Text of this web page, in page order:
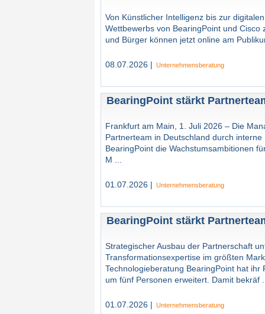
Von Künstlicher Intelligenz bis zur
Wettbewerbs von BearingPoint und
und Bürger können jetzt online am
08.07.2026 | Unternehmensberatung
BearingPoint stärkt
Frankfurt am Main, 1. Juli 2026 – Die
Partnerteam in Deutschland durch
BearingPoint die Wachstumsambitionen
M ...
01.07.2026 | Unternehmensberatung
BearingPoint stärkt
Strategischer Ausbau der Partnerschaft
Transformationsexpertise im größten
Technologieberatung BearingPoint hat
um fünf Personen erweitert. Damit bekräf
01.07.2026 | Unternehmensberatung